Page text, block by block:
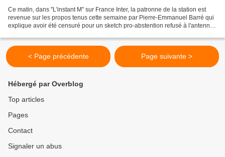
Ce matin, dans "L'instant M" sur France Inter, la patronne de la station est
revenue sur les propos tenus cette semaine par Pierre-Emmanuel Barré qui
explique avoir été censuré pour un sketch pro-abstention refusé à l'antenne.
< Page précédente Page suivante >
Hébergé par Overblog
Top articles
Pages
Contact
Signaler un abus